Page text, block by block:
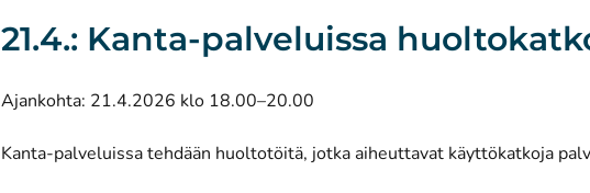
21.4.: Kanta-palveluissa
Ajankohta: 21.4.2026 klo 18.00–20.00
Kanta-palveluissa tehdään huoltotöitä, jotka aiheuttavat käyttökatkoja